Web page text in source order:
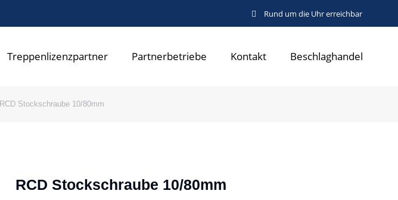
Rund um die Uhr erreichbar
Treppenlizenzpartner Partnerbetriebe Kontakt Beschlaghandel
RCD Stockschraube 10/80mm
RCD Stockschraube 10/80mm